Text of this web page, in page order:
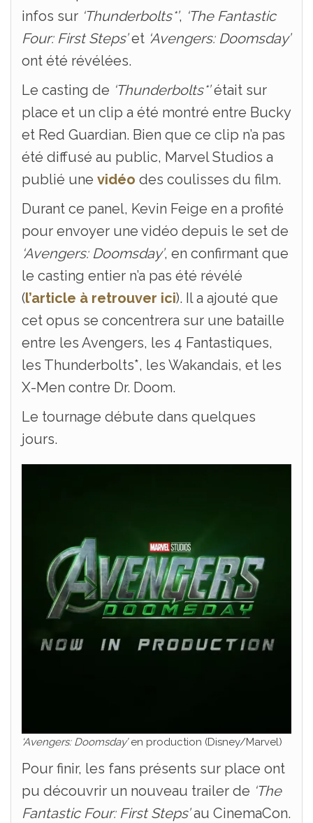
infos sur ‘Thunderbolts*’, ‘The Fantastic
Four: First Steps’et ‘Avengers: Doomsday’
ont été révélées.
Le casting de ‘Thunderbolts*’était sur
place et un clip a été montré entre Bucky
et Red Guardian. Bien que ce clip n’a pas
été diffusé au public, Marvel Studios a
publié une vidéo des coulisses du film.
Durant ce panel, Kevin Feige en a profité
pour envoyer une vidéo depuis le set de
‘Avengers: Doomsday’, en confirmant que
le casting entier n’a pas été révélé
(l’article à retrouver ici). Il a ajouté que
cet opus se concentrera sur une bataille
entre les Avengers, les 4 Fantastiques,
les Thunderbolts*, les Wakandais, et les
X-Men contre Dr. Doom.
Le tournage débute dans quelques
jours.
‘Avengers: Doomsday’en production (Disney/Marvel)
Pour finir, les fans présents sur place ont
pu découvrir un nouveau trailer de ‘The
Fantastic Four: First Steps’au CinemaCon.